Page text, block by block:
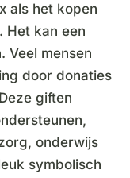
als het kopen
Het kan een
Veel mensen
door donaties
giften
onderwijs
symbolisch